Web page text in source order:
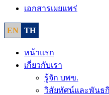
เอกสารเผยแพร่
EN TH
หน้าแรก
เกี่ยวกับเรา
รู้จัก บพข.
วิสัยทัศน์และพันธ